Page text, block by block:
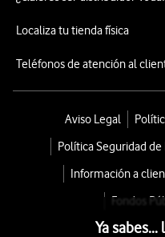
Localiza tu tienda física
Teléfonos de atención al
Aviso Legal
Política Seguridad
Información a
Fondos
Ya